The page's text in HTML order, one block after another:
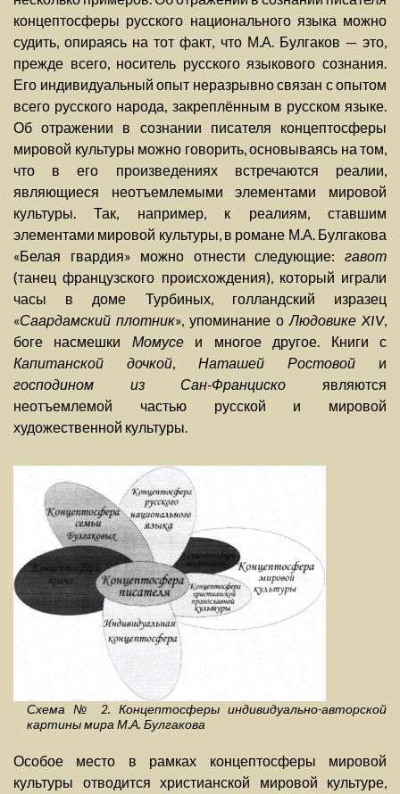
концептосферы русского национального языка можно
судить, опираясь на тот факт, что М.А. Булгаков — это,
прежде всего, носитель русского языкового сознания.
Его индивидуальный опыт неразрывно связан с опытом
всего русского народа, закреплённым в русском языке.
Об отражении в сознании писателя концептосферы
мировой культуры можно говорить, основываясь на том,
что в его произведениях встречаются реалии,
являющиеся неотъемлемыми элементами мировой
культуры. Так, например, к реалиям, ставшим
элементами мировой культуры, в романе М.А. Булгакова
«Белая гвардия» можно отнести следующие: гавот
(танец французского происхождения), который играли
часы в доме Турбиных, голландский изразец
«Саардамский плотник», упоминание оЛюдовике XIV,
боге насмешки Момусеи многое другое. Книги с
Капитанской дочкой, Наташей Ростовой и
господином из Сан-Франциско являются
неотъемлемой частью русской и мировой
художественной культуры.
Схема № 2. Концептосферы индивидуально-авторской
картины мира М.А. Булгакова
Особое место в рамках концептосферы мировой
культуры отводится христианской мировой культуре,